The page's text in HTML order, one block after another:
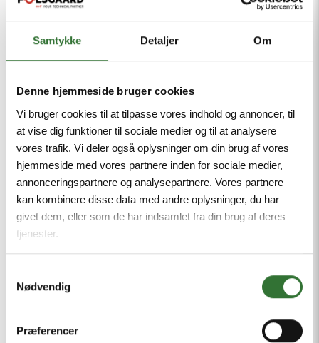
Samtykke Detaljer Om
Denne hjemmeside bruger cookies
Vi bruger cookies til at tilpasse vores indhold og annoncer, til
at vise dig funktioner til sociale medier og til at analysere
vores trafik. Vi deler også oplysninger om din brug af vores
hjemmeside med vores partnere inden for sociale medier,
annonceringspartnere og analysepartnere. Vores partnere
kan kombinere disse data med andre oplysninger, du har
givet dem, eller som de har indsamlet fra din brug af deres
tjenester.
Nødvendig
Præferencer